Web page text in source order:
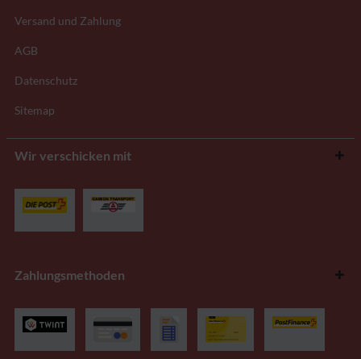
Versand und Zahlung
AGB
Datenschutz
Sitemap
Wir verschicken mit
Zahlungsmethoden